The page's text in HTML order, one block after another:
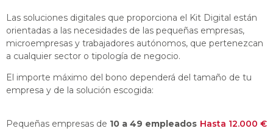
Las soluciones digitales que proporciona el Kit Digital están
orientadas a las necesidades de las pequeñas empresas,
microempresas y trabajadores autónomos, que pertenezcan
a cualquier sector o tipología de negocio.
El importe máximo del bono dependerá del tamaño de tu
empresa y de la solución escogida:
Pequeñas empresas de 10 a 49 empleados Hasta 12.000 €